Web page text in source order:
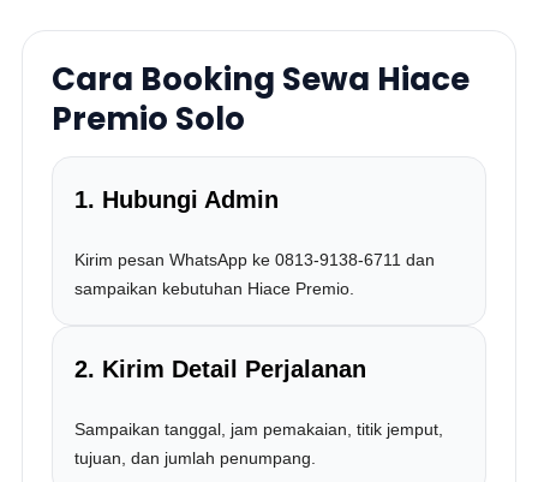
Cara Booking Sewa Hiace
Premio Solo
1. Hubungi Admin
Kirim pesan WhatsApp ke 0813-9138-6711 dan
sampaikan kebutuhan Hiace Premio.
2. Kirim Detail Perjalanan
Sampaikan tanggal, jam pemakaian, titik jemput,
tujuan, dan jumlah penumpang.